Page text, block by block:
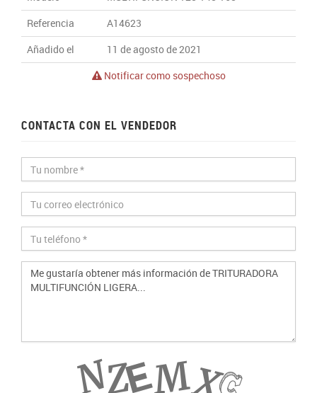
Referencia
A14623
Añadido el
11 de agosto de 2021
Notificar como sospechoso
CONTACTA CON EL VENDEDOR